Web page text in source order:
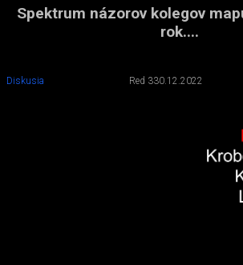
Spektrum názorov kolegov
rok....
Diskusia Red 330.12.2022